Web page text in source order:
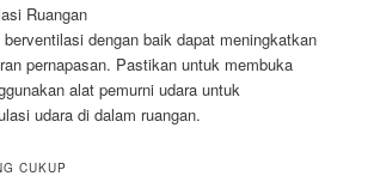
Ruangan
dengan baik dapat meningkatkan
pernapasan. Pastikan untuk membuka
alat pemurni udara untuk
udara di dalam ruangan.
CUKUP